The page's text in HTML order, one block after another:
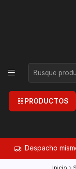
PRODUCTOS
Despacho